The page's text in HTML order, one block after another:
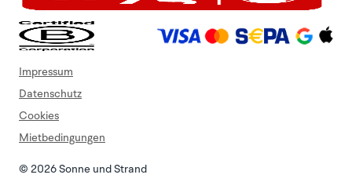
© 2026 Sonne und Strand
Impressum
Datenschutz
Cookies
Mietbedingungen